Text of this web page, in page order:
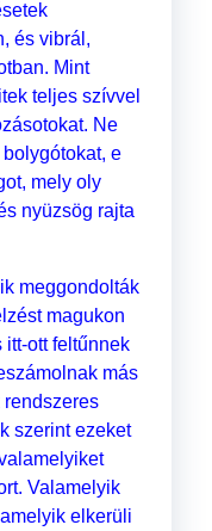
és vibrál,
Mint
teljes szívvel
Ne
e
mely oly
nyüzsög rajta
meggondolták
magukon
ott feltűnnek
más
szerint ezeket
Valamelyik
elkerüli